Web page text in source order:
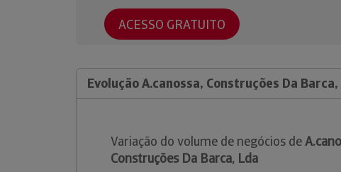
ACESSO GRATUITO
Evolução A.canossa, Construções Da
Variação do volume de negócios de
Construções Da Barca, Lda